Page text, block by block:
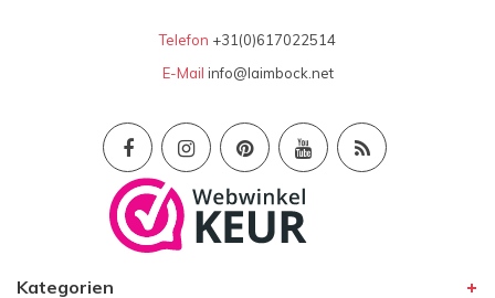
Telefon +31(0)617022514
E-Mail info@laimbock.net
Kategorien